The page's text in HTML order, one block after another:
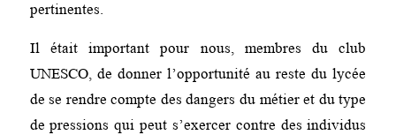
pertinentes.
Il était important pour nous, membres du club
UNESCO, de donner l’opportunité au reste du lycée
de se rendre compte des dangers du métier et du type
de pressions qui peut s’exercer contre des individus